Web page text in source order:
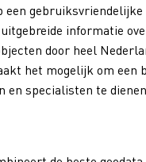
een gebruiksvriendelijke
informatie
door heel
het mogelijk om een
en specialisten te dienen.